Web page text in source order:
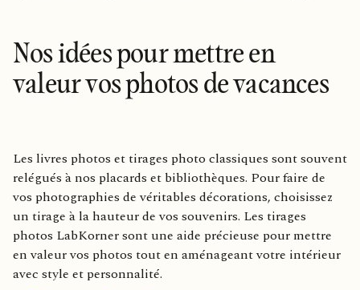
Nos idées pour mettre en
valeur vos photos de vacances
Les livres photos et tirages photo classiques sont souvent
relégués à nos placards et bibliothèques. Pour faire de
vos photographies de véritables décorations, choisissez
un tirage à la hauteur de vos souvenirs. Les tirages
photos LabKorner sont une aide précieuse pour mettre
en valeur vos photos tout en aménageant votre intérieur
avec style et personnalité.